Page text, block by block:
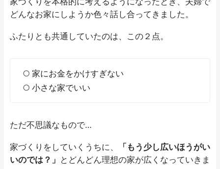
どんなお家にしようか色々話し合ってきました。
ふたりとも共通していたのは、この２点。
家にお金をかけすぎない
小さな家でいい
ただ不思議なもので…
家づくりをしていくうちに、
「もう少し広いほうがい
いのでは？」 とどんどん理想の家が広くなっていきま